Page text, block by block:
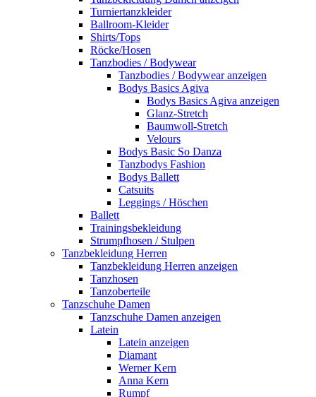
Turniertanzkleider
Ballroom-Kleider
Shirts/Tops
Röcke/Hosen
Tanzbodies / Bodywear
Tanzbodies / Bodywear anzeigen
Bodys Basics Agiva
Bodys Basics Agiva anzeigen
Glanz-Stretch
Baumwoll-Stretch
Velours
Bodys Basic So Danza
Tanzbodys Fashion
Bodys Ballett
Catsuits
Leggings / Höschen
Ballett
Trainingsbekleidung
Strumpfhosen / Stulpen
Tanzbekleidung Herren
Tanzbekleidung Herren anzeigen
Tanzhosen
Tanzoberteile
Tanzschuhe Damen
Tanzschuhe Damen anzeigen
Latein
Latein anzeigen
Diamant
Werner Kern
Anna Kern
Rumpf